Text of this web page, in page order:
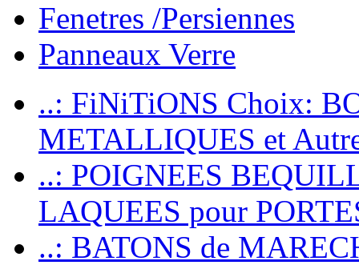
Fenetres /Persiennes
Panneaux Verre
..: FiNiTiONS Choix:
METALLIQUES et
..: POIGNEES
LAQUEES pour
..: BATONS de